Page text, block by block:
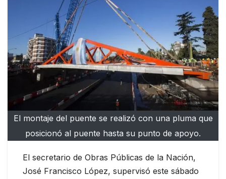
El montaje del puente se realizó con una pluma que
posicionó al puente hasta su punto de apoyo.
El secretario de Obras Públicas de la Nación,
José Francisco López, supervisó este sábado